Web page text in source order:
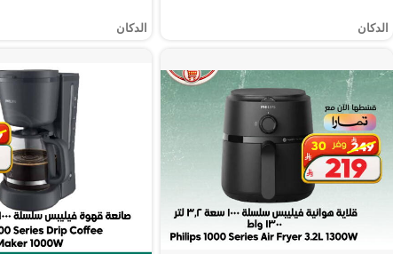
الدكان الدكان